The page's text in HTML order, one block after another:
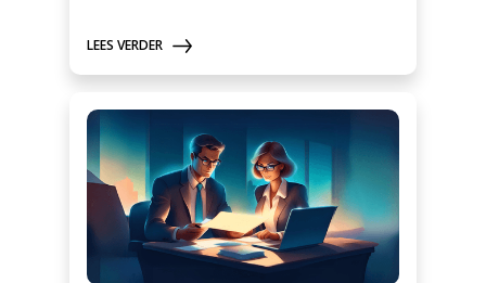
LEES VERDER